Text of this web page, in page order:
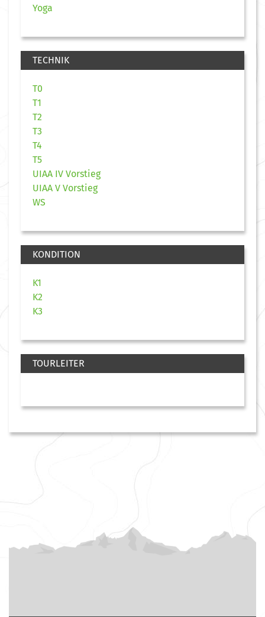
Yoga
TECHNIK
T0
T1
T2
T3
T4
T5
UIAA IV Vorstieg
UIAA V Vorstieg
WS
KONDITION
K1
K2
K3
TOURLEITER